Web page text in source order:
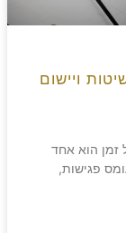
ויישום
זמן הוא אחד
פגישות,